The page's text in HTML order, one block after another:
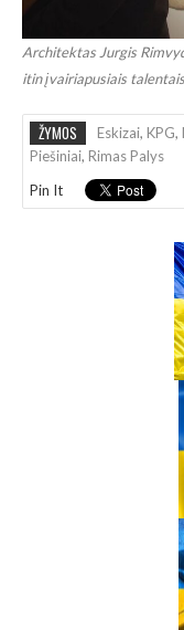
Architektas Jurgis
itin įvairiapusiais
ŽYMOS Eskizai, KPG,
Piešiniai, Rimas Palys
Pin It